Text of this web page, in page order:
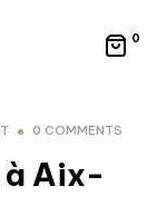
0
0 COMMENTS
à Aix-